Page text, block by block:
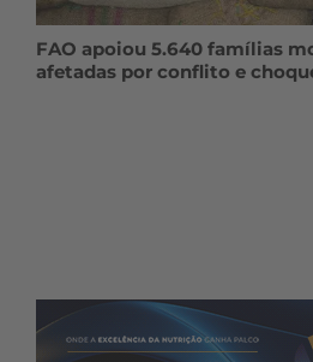
FAO apoiou 5.640 famílias
afetadas por conflito e